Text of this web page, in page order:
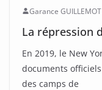
Garance GUILLEMOT
La répression
En 2019, le New
documents
des camps de